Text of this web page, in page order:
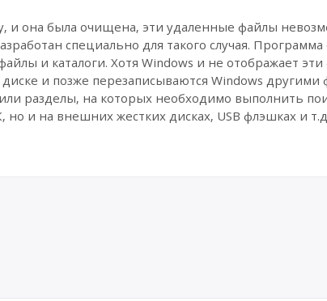
она была очищена, эти удаленные файлы
специально для такого случая.
и каталоги. Хотя Windows и не отображает
и позже перезаписываются Windows
разделы, на которых необходимо выполнить
и на внешних жестких дисках, USB флэшках и